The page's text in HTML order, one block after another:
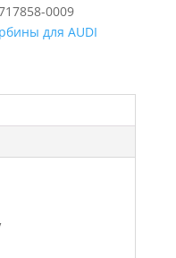
0009
для AUDI